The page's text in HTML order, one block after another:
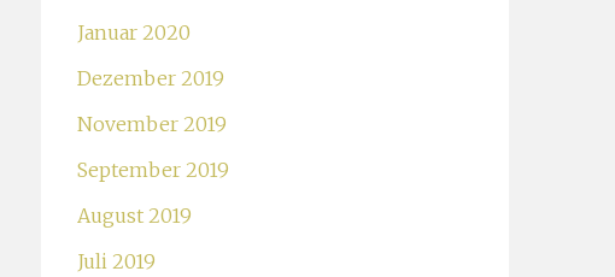
Januar 2020
Dezember 2019
November 2019
September 2019
August 2019
Juli 2019